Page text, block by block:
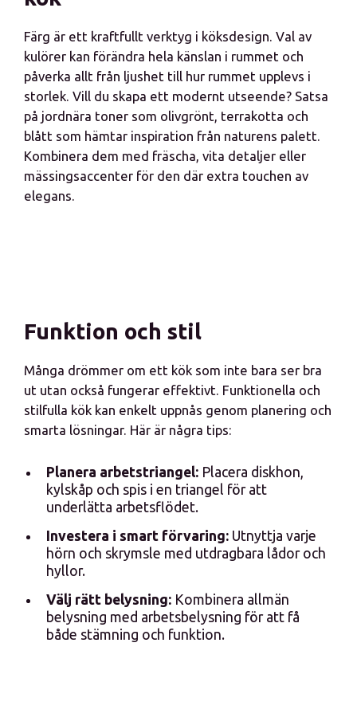
Färg är ett kraftfullt verktyg i köksdesign. Val av
kulörer kan förändra hela känslan i rummet och
påverka allt från ljushet till hur rummet upplevs i
storlek. Vill du skapa ett modernt utseende? Satsa
på jordnära toner som olivgrönt, terrakotta och
blått som hämtar inspiration från naturens palett.
Kombinera dem med fräscha, vita detaljer eller
mässingsaccenter för den där extra touchen av
elegans.
Funktion och stil
Många drömmer om ett kök som inte bara ser bra
ut utan också fungerar effektivt. Funktionella och
stilfulla kök kan enkelt uppnås genom planering och
smarta lösningar. Här är några tips:
Planera arbetstriangel: Placera diskhon,
kylskåp och spis i en triangel för att
underlätta arbetsflödet.
Investera i smart förvaring: Utnyttja varje
hörn och skrymsle med utdragbara lådor och
hyllor.
Välj rätt belysning: Kombinera allmän
belysning med arbetsbelysning för att få
både stämning och funktion.